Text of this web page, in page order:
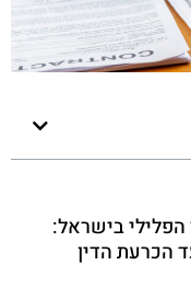
בישראל:
הכרעת הדין